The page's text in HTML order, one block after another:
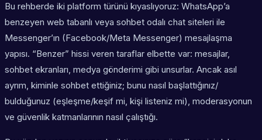
Bu rehberde iki platform türünü kıyaslıyoruz: WhatsApp’a
benzeyen web tabanlı veya sohbet odalı chat siteleri ile
Messenger’ın (Facebook/Meta Messenger) mesajlaşma
yapısı. “Benzer” hissi veren taraflar elbette var: mesajlar,
sohbet ekranları, medya gönderimi gibi unsurlar. Ancak asıl
ayrım, kiminle sohbet ettiğiniz; bunu nasıl başlattığınız/
bulduğunuz (eşleşme/keşif mi, kişi listeniz mi), moderasyonun
ve güvenlik katmanlarının nasıl çalıştığı.